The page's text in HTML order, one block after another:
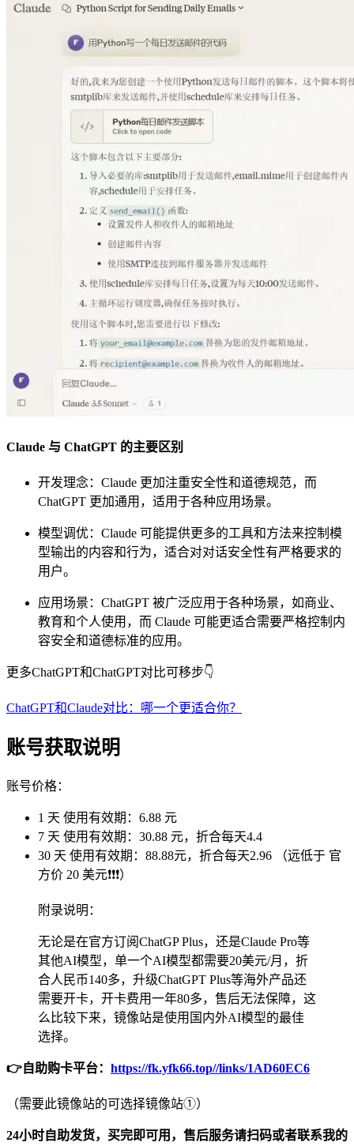
Claude 与 ChatGPT 的主要区别
开发理念：Claude 更加注重安全性和道德规范，而
ChatGPT 更加通用，适用于各种应用场景。
模型调优：Claude 可能提供更多的工具和方法来控制模
型输出的内容和行为，适合对对话安全性有严格要求的
用户。
应用场景：ChatGPT 被广泛应用于各种场景，如商业、
教育和个人使用，而 Claude 可能更适合需要严格控制内
容安全和道德标准的应用。
更多ChatGPT和ChatGPT对比可移步👇
ChatGPT和Claude对比：哪一个更适合你？
账号获取说明
账号价格：
1 天 使用有效期：6.88 元
7 天 使用有效期：30.88 元，折合每天4.4
30 天 使用有效期：88.88元，折合每天2.96 （远低于 官
方价 20 美元❗❗❗）
附录说明：
无论是在官方订阅ChatGP Plus，还是Claude Pro等
其他AI模型，单一个AI模型都需要20美元/月，折
合人民币140多，升级ChatGPT Plus等海外产品还
需要开卡，开卡费用一年80多，售后无法保障，这
么比较下来，镜像站是使用国内外AI模型的最佳
选择。
👉自助购卡平台： https://fk.yfk66.top//links/1AD60EC6
（需要此镜像站的可选择镜像站①）
24小时自助发货，买完即可用，售后服务请扫码或者联系我的